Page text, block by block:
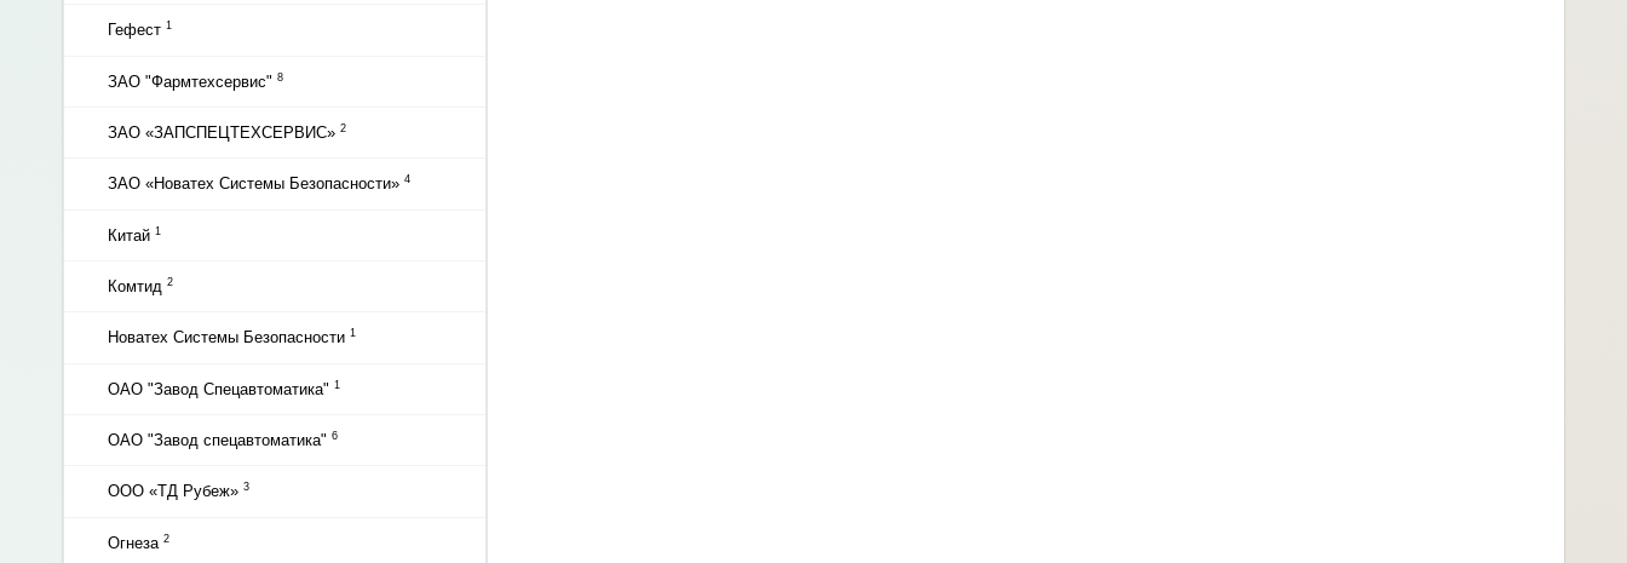
Гефест 1
ЗАО "Фармтехсервис" 8
ЗАО «ЗАПСПЕЦТЕХСЕРВИС» 2
ЗАО «Новатех Системы Безопасности» 4
Китай 1
Комтид 2
Новатех Системы Безопасности 1
ОАО "Завод Спецавтоматика" 1
ОАО "Завод спецавтоматика" 6
ООО «ТД Рубеж» 3
Огнеза 2